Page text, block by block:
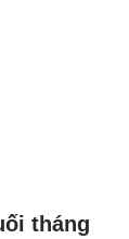
tháng